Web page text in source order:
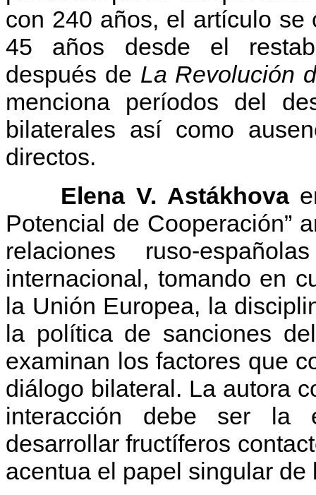
con 240 años, el artículo
45 años desde el
después de La Revolución
menciona períodos del
bilaterales así como
directos.
Elena V. Astákhova
Potencial de Cooperación”
relaciones ruso-
internacional, tomando en
la Unión Europea, la
la política de sanciones
examinan los factores que
diálogo bilateral. La autora
interacción debe ser la
desarrollar fructíferos
acentua el papel singular